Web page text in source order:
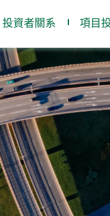
投資者關系 項目